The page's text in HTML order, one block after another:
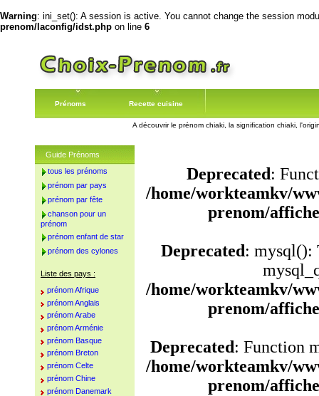
Warning: ini_set(): A session is active. You cannot change the session
prenom/laconfig/idst.php on line 6
Prénoms Recette cuisine
A découvrir le prénom chiaki, la signification chiaki,
Deprecated:
/home/workteamkv/
prenom/
Deprecated: mysql():
/home/workteamkv/
prenom/
Deprecated: Function
/home/workteamkv/
prenom/
Guide Prénoms
tous les prénoms
prénom par pays
prénom par fête
chanson pour un
prénom
prénom enfant de star
prénom des cylones
Liste des pays :
prénom Afrique
prénom Anglais
prénom Arabe
prénom Arménie
prénom Basque
prénom Breton
prénom Celte
prénom Chine
prénom Danemark